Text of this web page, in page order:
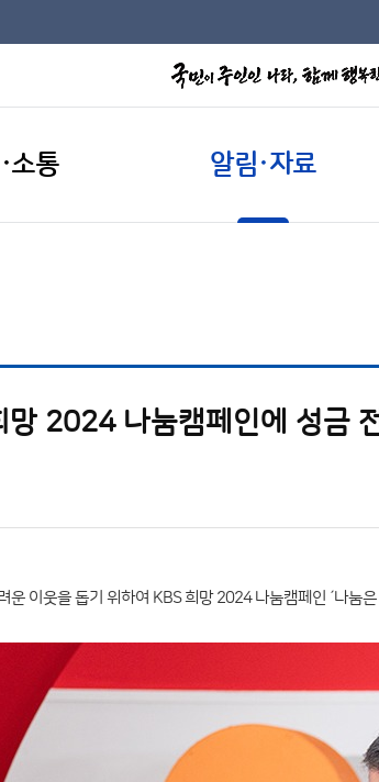
소통 알림·자료
망 2024 나눔캠페인에 성금
이웃을 돕기 위하여 KBS 희망 2024 나눔캠페인 ´나눔